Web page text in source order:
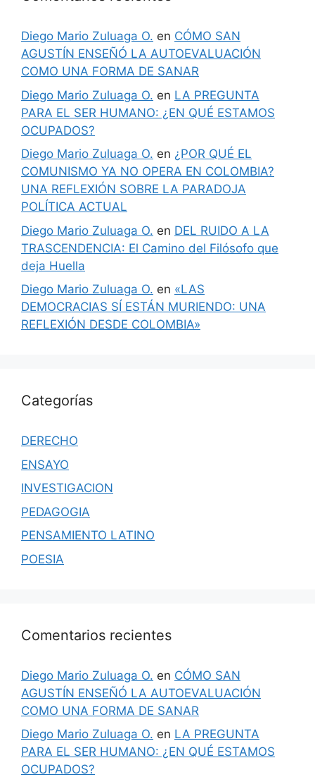
Diego Mario Zuluaga O. en CÓMO SAN
AGUSTÍN ENSEÑÓ LA AUTOEVALUACIÓN
COMO UNA FORMA DE SANAR
Diego Mario Zuluaga O. en LA PREGUNTA
PARA EL SER HUMANO: ¿EN QUÉ ESTAMOS
OCUPADOS?
Diego Mario Zuluaga O. en ¿POR QUÉ EL
COMUNISMO YA NO OPERA EN COLOMBIA?
UNA REFLEXIÓN SOBRE LA PARADOJA
POLÍTICA ACTUAL
Diego Mario Zuluaga O. en DEL RUIDO A LA
TRASCENDENCIA: El Camino del Filósofo que
deja Huella
Diego Mario Zuluaga O. en «LAS
DEMOCRACIAS SÍ ESTÁN MURIENDO: UNA
REFLEXIÓN DESDE COLOMBIA»
Categorías
DERECHO
ENSAYO
INVESTIGACION
PEDAGOGIA
PENSAMIENTO LATINO
POESIA
Comentarios recientes
Diego Mario Zuluaga O. en CÓMO SAN
AGUSTÍN ENSEÑÓ LA AUTOEVALUACIÓN
COMO UNA FORMA DE SANAR
Diego Mario Zuluaga O. en LA PREGUNTA
PARA EL SER HUMANO: ¿EN QUÉ ESTAMOS
OCUPADOS?